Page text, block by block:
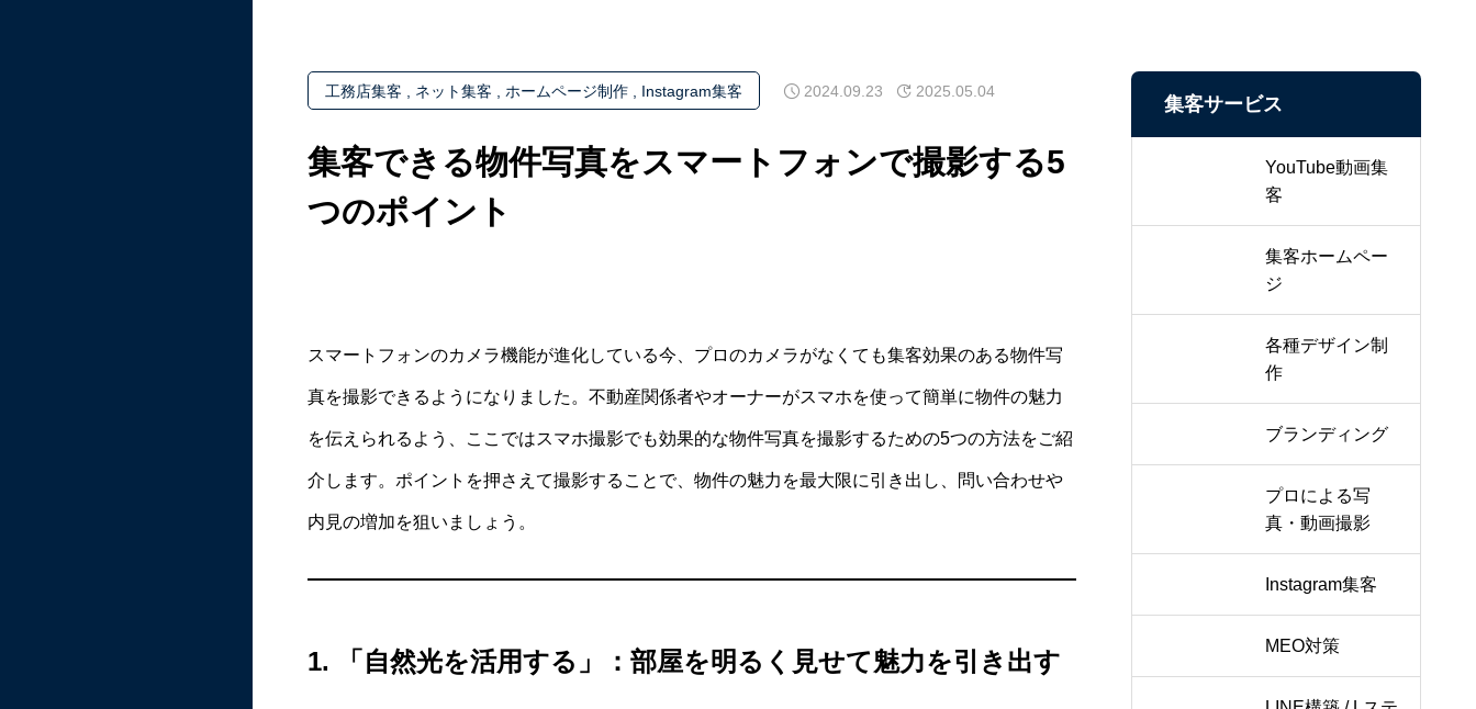
工務店集客 ネット集客 ホームページ制作 Instagram集客 2024.09.23 2025.05.04
集客できる物件写真をスマートフォンで撮影する5
つのポイント
スマートフォンのカメラ機能が進化している今、プロのカメラがなくても集客効果のある物件写
真を撮影できるようになりました。不動産関係者やオーナーがスマホを使って簡単に物件の魅力
を伝えられるよう、ここではスマホ撮影でも効果的な物件写真を撮影するための5つの方法をご紹
介します。ポイントを押さえて撮影することで、物件の魅力を最大限に引き出し、問い合わせや
内見の増加を狙いましょう。
1. 「自然光を活用する」：部屋を明るく見せて魅力を引き出す
集客サービス
YouTube動画集
客
集客ホームペー
ジ
各種デザイン制
作
ブランディング
プロによる写
真・動画撮影
Instagram集客
MEO対策